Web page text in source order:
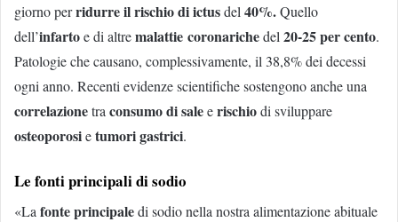
giorno perridurre il rischio di ictusdel 40%.Quello
dell’infartoe di altremalattie coronarichedel 20-25 per cento.
Patologie che causano, complessivamente, il 38,8% dei decessi
ogni anno. Recenti evidenze scientifiche sostengono anche una
correlazionetra consumo di saleerischiodi sviluppare
osteoporosietumori gastrici.
Le fonti principali di sodio
«La fonte principaledi sodio nella nostra alimentazione abituale